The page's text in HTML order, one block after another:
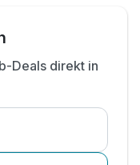
Deals direkt in